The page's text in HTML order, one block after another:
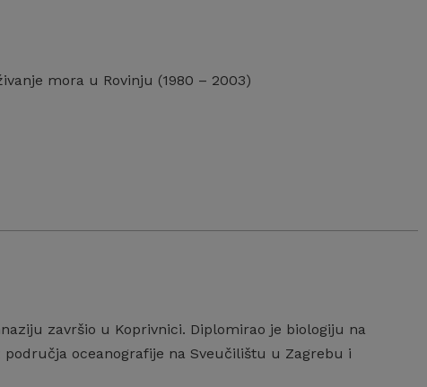
mora u Rovinju (1980 – 2003)
završio u Koprivnici. Diplomirao je biologiju na
oceanografije na Sveučilištu u Zagrebu i